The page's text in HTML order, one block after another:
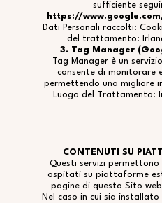
sufficiente
https://
Dati Personali raccolti:
del trattamento:
3. Tag Manager
Tag Manager è un
consente di monitorare
permettendo una migliore
Luogo del Trattamento:
CONTENUTI SU
Questi servizi permettono
ospitati su piattaforme
pagine di questo Sito
Nel caso in cui sia